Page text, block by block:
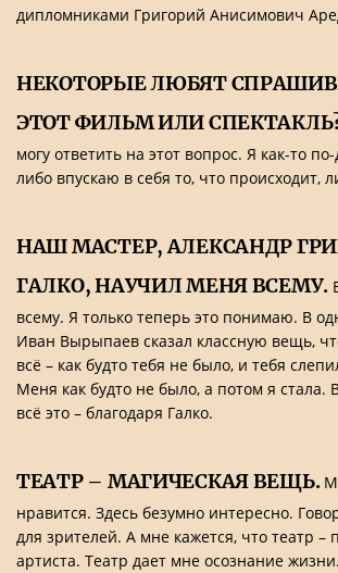
дипломниками Григорий Анисимович
НЕКОТОРЫЕ ЛЮБЯТ
ЭТОТ ФИЛЬМ ИЛИ
могу ответить на этот вопрос. Я как-то
либо впускаю в себя то, что происходит,
НАШ МАСТЕР, АЛЕКСАНДР
ГАЛКО, НАУЧИЛ МЕНЯ ВСЕМУ.
всему. Я только теперь это понимаю. В
Иван Вырыпаев сказал классную вещь,
всё – как будто тебя не было, и тебя
Меня как будто не было, а потом я стала.
всё это – благодаря Галко.
ТЕАТР – МАГИЧЕСКАЯ ВЕЩЬ.
нравится. Здесь безумно интересно.
для зрителей. А мне кажется, что театр –
артиста. Театр дает мне осознание